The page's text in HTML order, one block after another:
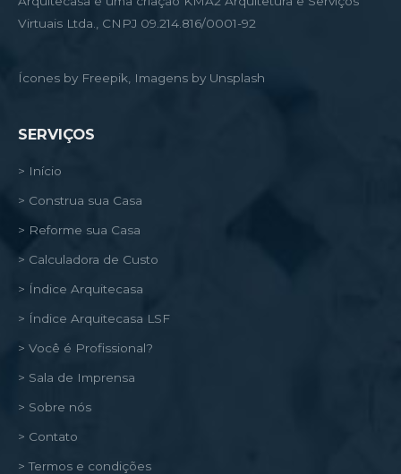
Virtuais Ltda., CNPJ 09.214.816/0001-92
Ícones by Freepik, Imagens by Unsplash
SERVIÇOS
> Início
> Construa sua Casa
> Reforme sua Casa
> Calculadora de Custo
> Índice Arquitecasa
> Índice Arquitecasa LSF
> Você é Profissional?
> Sala de Imprensa
> Sobre nós
> Contato
> Termos e condições